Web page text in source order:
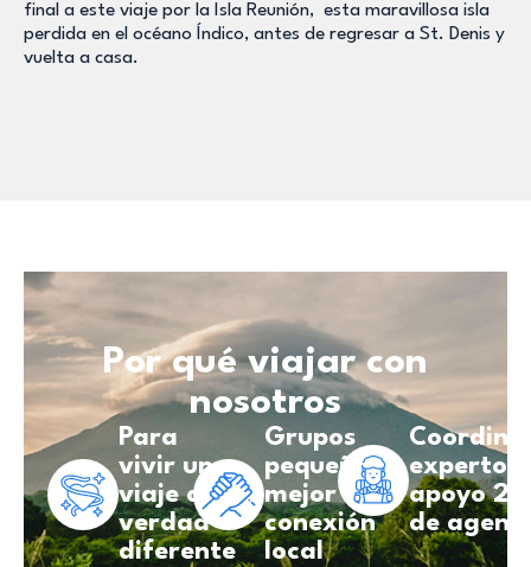
final a este viaje por la Isla Reunión, esta maravillosa isla
perdida en el océano Índico, antes de regresar a St. Denis y
vuelta a casa.
Por qué viajar con
nosotros
Para
vivir un
viaje de
verdad
diferente
Grupos
pequeños,
mejor
conexión
local
experto y
apoyo
de